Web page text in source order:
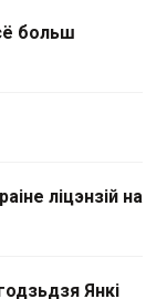
больш
ліцэнзій на
Янкі